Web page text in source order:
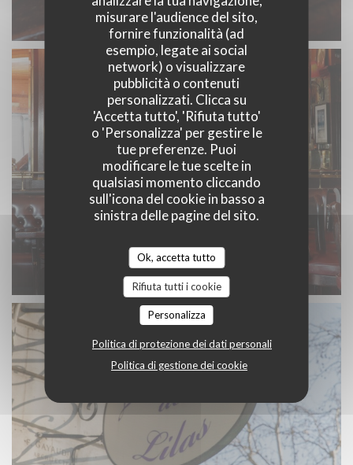
misurare l'audience del sito,
fornire funzionalità (ad
esempio, legate ai social
network) o visualizzare
pubblicità o contenuti
personalizzati. Clicca su
'Accetta tutto', 'Rifiuta tutto'
o 'Personalizza' per gestire le
tue preferenze. Puoi
modificare le tue scelte in
qualsiasi momento cliccando
sull'icona del cookie in basso a
sinistra delle pagine del sito.
Ok, accetta tutto
Rifiuta tutti i cookie
Personalizza
Politica di protezione dei dati personali
Politica di gestione dei cookie